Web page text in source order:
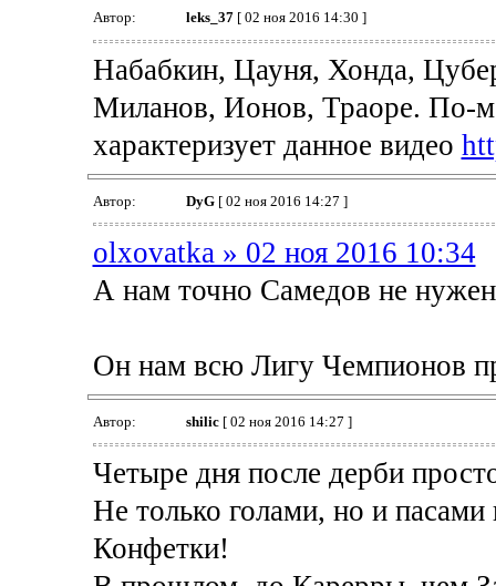
Автор: leks_37[ 02 ноя 2016 14:30 ]
Набабкин, Цауня, Хонда,
Миланов, Ионов, Траоре. По-
характеризует данное видео
Автор: DyG[ 02 ноя 2016 14:27 ]
olxovatka » 02 ноя 2016 10:34
А нам точно Самедов не
Он нам всю Лигу Чемпионов
Автор: shilic[ 02 ноя 2016 14:27 ]
Четыре дня после дерби
Не только голами, но и пасами
Конфетки!